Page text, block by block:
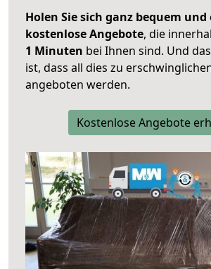
Holen Sie sich ganz bequem
kostenlose Angebote, die
1 Minuten bei Ihnen sind. Und
ist, dass all dies zu
angeboten werden.
Kostenlose Angebote